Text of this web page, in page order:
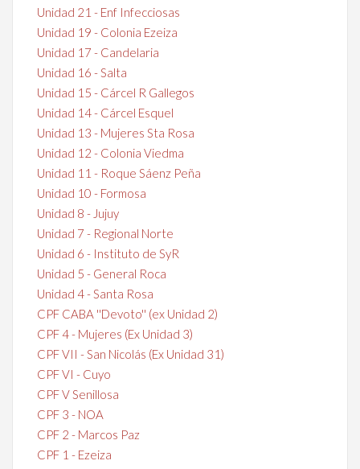
Unidad 21 - Enf Infecciosas
Unidad 19 - Colonia Ezeiza
Unidad 17 - Candelaria
Unidad 16 - Salta
Unidad 15 - Cárcel R Gallegos
Unidad 14 - Cárcel Esquel
Unidad 13 - Mujeres Sta Rosa
Unidad 12 - Colonia Viedma
Unidad 11 - Roque Sáenz Peña
Unidad 10 - Formosa
Unidad 8 - Jujuy
Unidad 7 - Regional Norte
Unidad 6 - Instituto de SyR
Unidad 5 - General Roca
Unidad 4 - Santa Rosa
CPF CABA ''Devoto'' (ex Unidad 2)
CPF 4 - Mujeres (Ex Unidad 3)
CPF VII - San Nicolás (Ex Unidad 31)
CPF VI - Cuyo
CPF V Senillosa
CPF 3 - NOA
CPF 2 - Marcos Paz
CPF 1 - Ezeiza